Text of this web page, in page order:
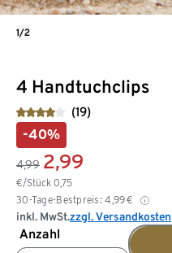
4 Handtuchclips
(19)
-40%
4,99 2,99
€/Stück 0,75
30-Tage-Bestpreis: 4,99€
inkl. MwSt.zzgl. Versandkosten
Anzahl
1/2